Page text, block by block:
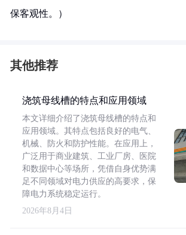
保客观性。）
其他推荐
浇筑母线槽的特点和应用领域
本文详细介绍了浇筑母线槽的特点和
应用领域。其特点包括良好的电气、
机械、防火和防护性能。在应用上，
广泛用于商业建筑、工业厂房、医院
和数据中心等场所，凭借自身优势满
足不同领域对电力供应的高要求，保
障电力系统稳定运行。
2026年8月4日